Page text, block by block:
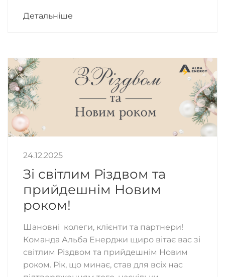
Детальніше
24.12.2025
Зі світлим Різдвом та
прийдешнім Новим
роком!
Шановні колеги, клієнти та партнери!
Команда Альба Енерджи щиро вітає вас зі
світлим Різдвом та прийдешнім Новим
роком. Рік, що минає, став для всіх нас